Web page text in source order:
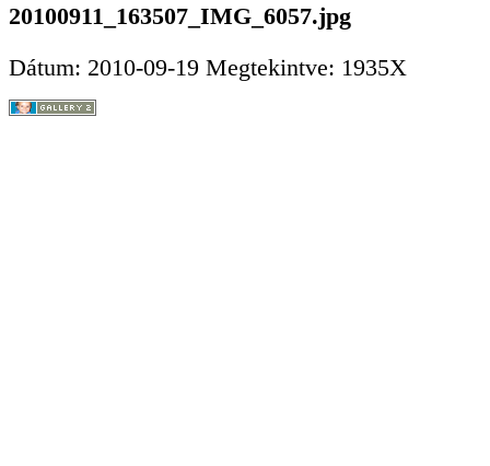
20100911_163507_IMG_6057.jpg
Dátum: 2010-09-19 Megtekintve: 1935X